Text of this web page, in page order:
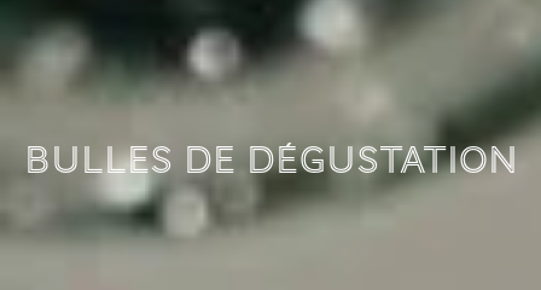
Bulles de dégustation